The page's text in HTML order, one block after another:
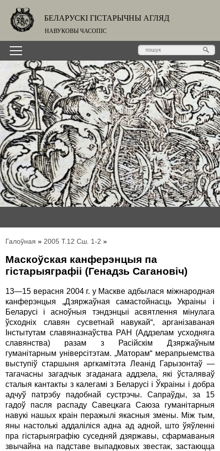
БЕЛАРУСКІ ГІСТАРЫЧНЫ АГЛЯД
НАВУКОВЫ ЧАСОПІС
Галоўная » 2005 Т.12 Сш. 1-2 »
Маскоўская канферэнцыя па
гістарыяграфіі (Генадзь Сагановіч)
13—15 верасня 2004 г. у Маскве адбылася міжнародная
канферэнцыя „Дзяржаўная самастойнасць Украіны і
Беларусі і асноўныя тэндэнцыі асвятлення мінулага
ўсходніх славян сусветнай навукай“, арганізаваная
Інстытутам славяназнаўства РАН (Аддзелам усходняга
славянства) разам з Расійскім Дзяржаўным
гуманітарным універсітэтам. „Маторам“ мерапрыемства
выступіў старшыня аргкамітэта Леанід Гарызонтаў —
тагачасны загадчык згаданага аддзела, які ўсталяваў
сталыя кантакты з калегамі з Беларусі і Ўкраіны і добра
адчуў патрэбу падобнай сустрэчы. Сапраўды, за 15
гадоў пасля распаду Савецкага Саюза гуманітарныя
навукі нашых краін перажылі якасныя змены. Між тым,
яны настолькі аддаліліся адна ад адной, што ўяўленні
пра гістарыяграфію суседняй дзяржавы, сфармаваныя
звычайна на падставе выпадковых звестак, застаюцца